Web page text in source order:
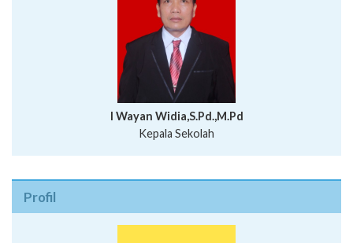
I Wayan Widia,S.Pd.,M.Pd
Kepala Sekolah
Profil